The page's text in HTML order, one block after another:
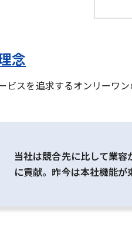
念
スを追求するオンリーワン
当社は競合先に比して業
に貢献。昨今は本社機能が